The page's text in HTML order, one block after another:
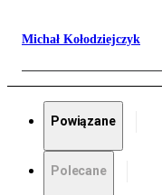
Michał Kołodziejczyk
Powiązane
Polecane